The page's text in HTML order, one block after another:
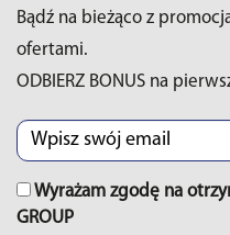
Bądź na bieżąco z
ofertami.
ODBIERZ BONUS na
Wyrażam zgodę na
GROUP